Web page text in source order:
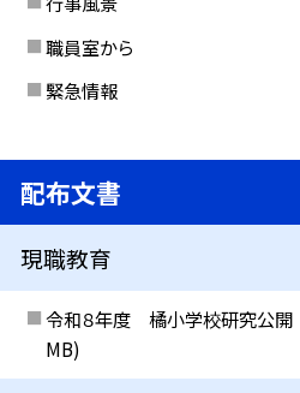
職員室から
緊急情報
配布文書
現職教育
令和８年度 橘小学校研究公
MB)